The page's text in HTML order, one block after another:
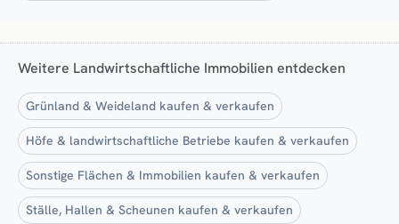
Weitere Landwirtschaftliche Immobilien entdecken
Grünland & Weideland kaufen & verkaufen
Höfe & landwirtschaftliche Betriebe kaufen & verkaufen
Sonstige Flächen & Immobilien kaufen & verkaufen
Ställe, Hallen & Scheunen kaufen & verkaufen